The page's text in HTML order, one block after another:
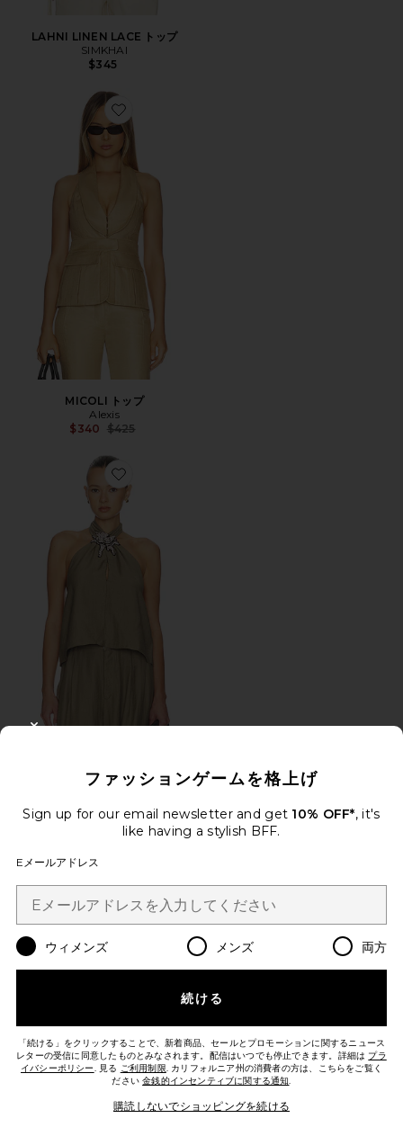
LAHNI LINEN LACE トップ
SIMKHAI
$345
Favorite MICOLI トップ
MICOLI トップ
Alexis
$340 Previous price:
$425
Favorite MONA COLLAR トップ
Mother of All
ファッションゲームを格上げ
Sign up for our email newsletter and get 10% OFF*, it's
like having a stylish BFF.
Eメールアドレス
ウィメンズ メンズ 両方
続ける
「続ける」をクリックすることで、新着商品、セールとプロモーションに関するニュース
レターの受信に同意したものとみなされます。配信はいつでも停止できます。詳細は プラ
イバシーポリシー. 見る ご利用制限. カリフォルニア州の消費者の方は、こちらをご覧く
ださい金銭的インセンティブに関する通知.
購読しないでショッピングを続ける